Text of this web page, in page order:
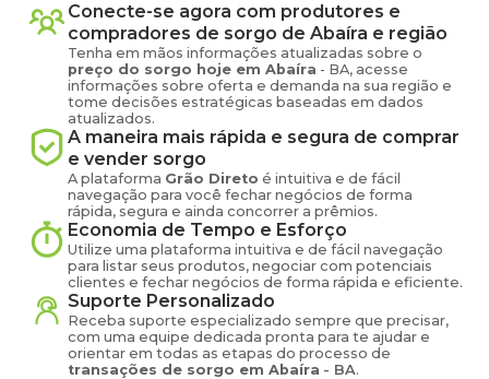
Conecte-se agora com produtores e
compradores de sorgo de Abaíra e região
Tenha em mãos informações atualizadas sobre o
preço do sorgo hoje em Abaíra - BA, acesse
informações sobre oferta e demanda na sua região e
tome decisões estratégicas baseadas em dados
atualizados.
A maneira mais rápida e segura de comprar
e vender sorgo
A plataforma Grão Direto é intuitiva e de fácil
navegação para você fechar negócios de forma
rápida, segura e ainda concorrer a prêmios.
Economia de Tempo e Esforço
Utilize uma plataforma intuitiva e de fácil navegação
para listar seus produtos, negociar com potenciais
clientes e fechar negócios de forma rápida e eficiente.
Suporte Personalizado
Receba suporte especializado sempre que precisar,
com uma equipe dedicada pronta para te ajudar e
orientar em todas as etapas do processo de
transações de sorgo em Abaíra - BA.